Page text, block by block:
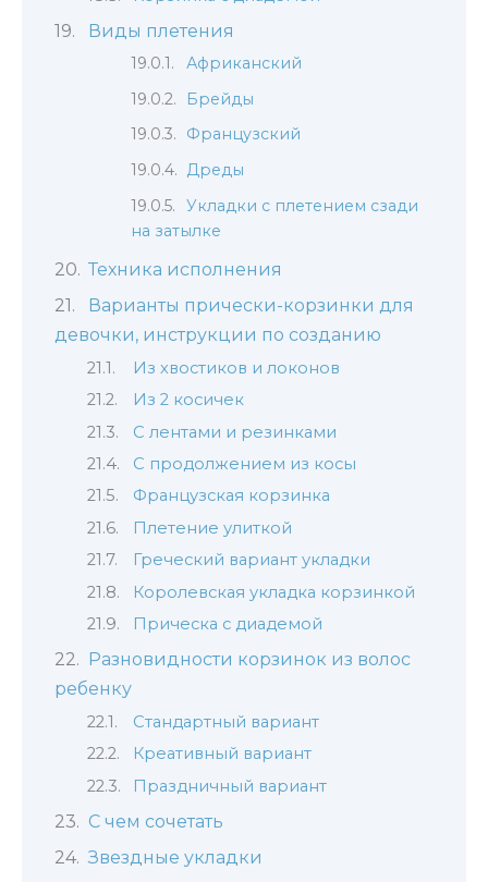
Виды плетения
Африканский
Брейды
Французский
Дреды
Укладки с плетением сзади
на затылке
Техника исполнения
Варианты прически-корзинки для
девочки, инструкции по созданию
Из хвостиков и локонов
Из 2 косичек
С лентами и резинками
С продолжением из косы
Французская корзинка
Плетение улиткой
Греческий вариант укладки
Королевская укладка корзинкой
Прическа с диадемой
Разновидности корзинок из волос
ребенку
Стандартный вариант
Креативный вариант
Праздничный вариант
С чем сочетать
Звездные укладки